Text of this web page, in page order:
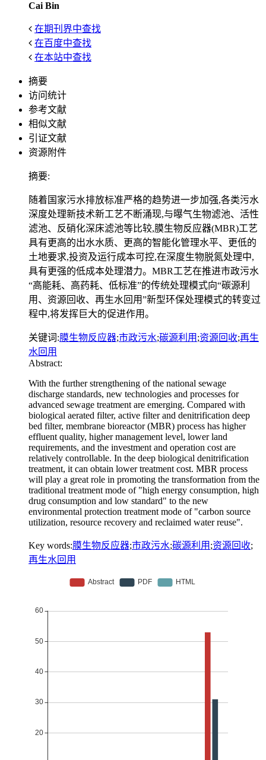
Cai Bin
在期刊界中查找
在百度中查找
在本站中查找
摘要
访问统计
参考文献
相似文献
引证文献
资源附件
摘要:
随着国家污水排放标准严格的趋势进一步加强,各类污水
深度处理新技术新工艺不断涌现,与曝气生物滤池、活性
滤池、反硝化深床滤池等比较,膜生物反应器(MBR)工艺
具有更高的出水水质、更高的智能化管理水平、更低的
土地要求,投资及运行成本可控,在深度生物脱氮处理中,
具有更强的低成本处理潜力。MBR工艺在推进市政污水
“高能耗、高药耗、低标准”的传统处理模式向“碳源利
用、资源回收、再生水回用”新型环保处理模式的转变过
程中,将发挥巨大的促进作用。
关键词:膜生物反应器;市政污水;碳源利用 ;资源回收;再生
水回用
Abstract:
With the further strengthening of the national sewage
discharge standards, new technologies and processes for
advanced sewage treatment are emerging. Compared with
biological aerated filter, active filter and denitrification deep
bed filter, membrane bioreactor (MBR) process has higher
effluent quality, higher management level, lower land
requirements, and the investment and operation cost are
relatively controllable. In the deep biological denitrification
treatment, it can obtain lower treatment cost. MBR process
will play a great role in promoting the transformation from the
traditional treatment mode of "high energy consumption, high
drug consumption and low standard" to the new
environmental protection treatment mode of "carbon source
utilization, resource recovery and reclaimed water reuse".
Key words:膜生物反应器;市政污水;碳源利用 ;资源回收;
再生水回用